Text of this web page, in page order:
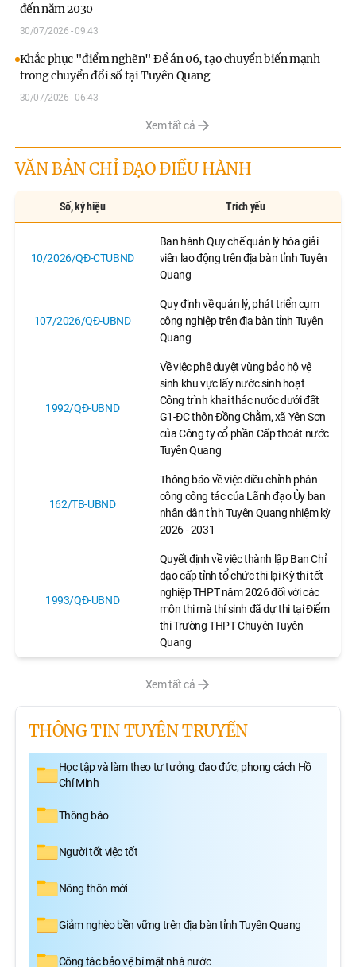
đến năm 2030
30/07/2026 - 09:43
Khắc phục "điểm nghẽn" Đề án 06, tạo chuyển biến mạnh
trong chuyển đổi số tại Tuyên Quang
30/07/2026 - 06:43
Xem tất cả
VĂN BẢN CHỈ ĐẠO ĐIỀU HÀNH
Số, ký hiệu Trích yếu
10/2026/QĐ-CTUBND
Ban hành Quy chế quản lý hòa giải
viên lao động trên địa bàn tỉnh Tuyên
Quang
107/2026/QĐ-UBND
Quy định về quản lý, phát triển cụm
công nghiệp trên địa bàn tỉnh Tuyên
Quang
1992/QĐ-UBND
Về việc phê duyệt vùng bảo hộ vệ
sinh khu vực lấy nước sinh hoạt
Công trình khai thác nước dưới đất
G1-ĐC thôn Đồng Chằm, xã Yên Sơn
của Công ty cổ phần Cấp thoát nước
Tuyên Quang
162/TB-UBND
Thông báo về việc điều chỉnh phân
công công tác của Lãnh đạo Ủy ban
nhân dân tỉnh Tuyên Quang nhiệm kỳ
2026 - 2031
1993/QĐ-UBND
Quyết định về việc thành lập Ban Chỉ
đạo cấp tỉnh tổ chức thi lại Kỳ thi tốt
nghiệp THPT năm 2026 đối với các
môn thi mà thí sinh đã dự thi tại Điểm
thi Trường THPT Chuyên Tuyên
Quang
Xem tất cả
THÔNG TIN TUYÊN TRUYỀN
Học tập và làm theo tư tưởng, đạo đức, phong cách Hồ
Chí Minh
Thông báo
Người tốt việc tốt
Nông thôn mới
Giảm nghèo bền vững trên địa bàn tỉnh Tuyên Quang
Công tác bảo vệ bí mật nhà nước